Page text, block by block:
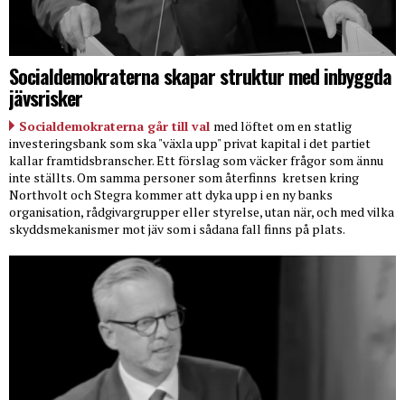
Socialdemokraterna skapar struktur med inbyggda
jävsrisker
Socialdemokraterna går till val med löftet om en statlig
investeringsbank som ska "växla upp" privat kapital i det partiet
kallar framtidsbranscher. Ett förslag som väcker frågor som ännu
inte ställts. Om samma personer som återfinns kretsen kring
Northvolt och Stegra kommer att dyka upp i en ny banks
organisation, rådgivargrupper eller styrelse, utan när, och med vilka
skyddsmekanismer mot jäv som i sådana fall finns på plats.